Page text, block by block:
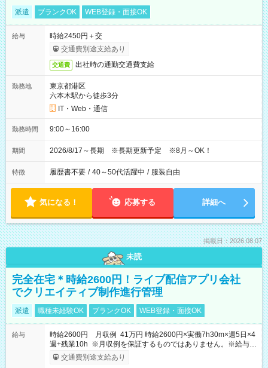
派遣 ブランクOK WEB登録・面接OK
給与
時給2450円＋交
交通費別途支給あり
交通費 出社時の通勤交通費支給
勤務地
東京都港区
六本木駅から徒歩3分
IT・Web・通信
勤務時間 9:00～16:00
期間 2026/8/17～長期 ※長期更新予定 ※8月～OK！
特徴 履歴書不要 / 40～50代活躍中 / 服装自由
気になる！ 応募する 詳細へ
掲載日：2026.08.07
未読
完全在宅＊時給2600円！ライブ配信アプリ会社
でクリエイティブ制作進行管理
派遣 職種未経験OK ブランクOK WEB登録・面接OK
給与
時給2600円 月収例 41万円 時給2600円×実働7h30m×週5日×4
週+残業10h ※月収例を保証するものではありません。※給与即
受取りサービス利用可（利用条件有）
交通費別途支給あり